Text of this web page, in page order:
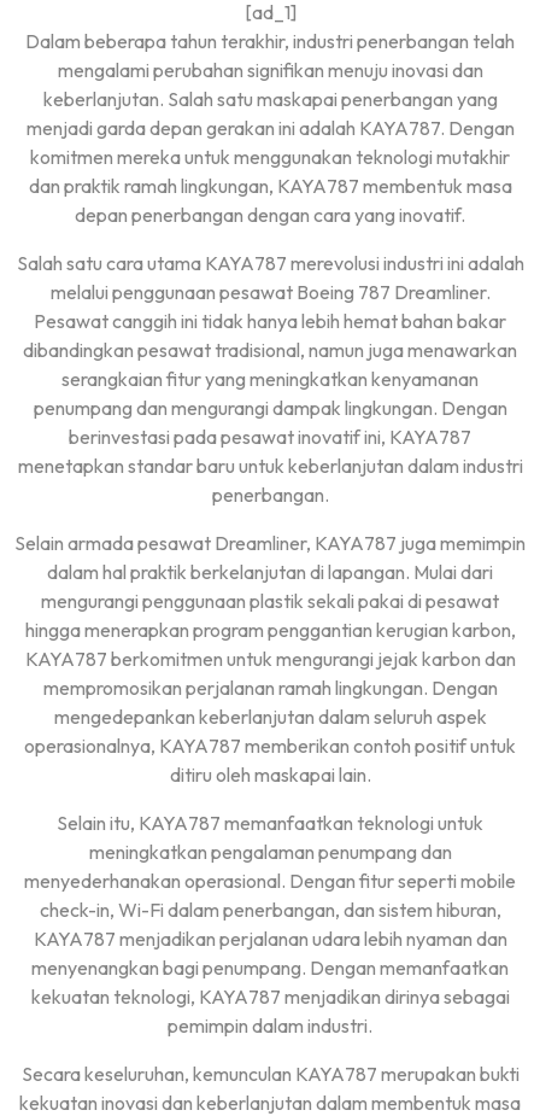
[ad_1]
Dalam beberapa tahun terakhir, industri penerbangan telah
mengalami perubahan signifikan menuju inovasi dan
keberlanjutan. Salah satu maskapai penerbangan yang
menjadi garda depan gerakan ini adalah KAYA787. Dengan
komitmen mereka untuk menggunakan teknologi mutakhir
dan praktik ramah lingkungan, KAYA787 membentuk masa
depan penerbangan dengan cara yang inovatif.
Salah satu cara utama KAYA787 merevolusi industri ini adalah
melalui penggunaan pesawat Boeing 787 Dreamliner.
Pesawat canggih ini tidak hanya lebih hemat bahan bakar
dibandingkan pesawat tradisional, namun juga menawarkan
serangkaian fitur yang meningkatkan kenyamanan
penumpang dan mengurangi dampak lingkungan. Dengan
berinvestasi pada pesawat inovatif ini, KAYA787
menetapkan standar baru untuk keberlanjutan dalam industri
penerbangan.
Selain armada pesawat Dreamliner, KAYA787 juga memimpin
dalam hal praktik berkelanjutan di lapangan. Mulai dari
mengurangi penggunaan plastik sekali pakai di pesawat
hingga menerapkan program penggantian kerugian karbon,
KAYA787 berkomitmen untuk mengurangi jejak karbon dan
mempromosikan perjalanan ramah lingkungan. Dengan
mengedepankan keberlanjutan dalam seluruh aspek
operasionalnya, KAYA787 memberikan contoh positif untuk
ditiru oleh maskapai lain.
Selain itu, KAYA787 memanfaatkan teknologi untuk
meningkatkan pengalaman penumpang dan
menyederhanakan operasional. Dengan fitur seperti mobile
check-in, Wi-Fi dalam penerbangan, dan sistem hiburan,
KAYA787 menjadikan perjalanan udara lebih nyaman dan
menyenangkan bagi penumpang. Dengan memanfaatkan
kekuatan teknologi, KAYA787 menjadikan dirinya sebagai
pemimpin dalam industri.
Secara keseluruhan, kemunculan KAYA787 merupakan bukti
kekuatan inovasi dan keberlanjutan dalam membentuk masa